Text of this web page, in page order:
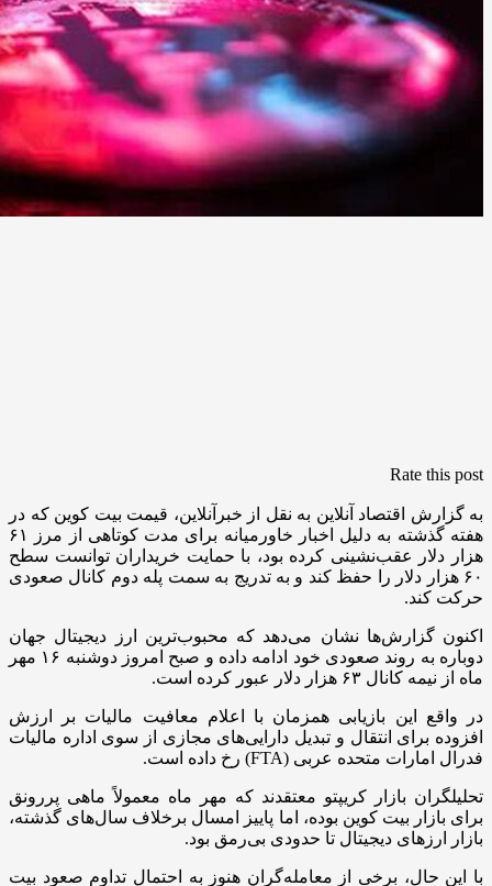
Rate this post
به گزارش اقتصاد آنلاین به نقل از خبرآنلاین، قیمت بیت کوین که در
هفته گذشته به دلیل اخبار خاورمیانه برای مدت کوتاهی از مرز ۶۱
هزار دلار عقب‌نشینی کرده بود، با حمایت خریداران توانست سطح
۶۰ هزار دلار را حفظ کند و به تدریج به سمت پله دوم کانال صعودی
حرکت کند.
اکنون گزارش‌ها نشان می‌دهد که محبوب‌ترین ارز دیجیتال جهان
دوباره به روند صعودی خود ادامه داده و صبح امروز دوشنبه ۱۶ مهر
ماه از نیمه کانال ۶۳ هزار دلار عبور کرده است.
در واقع این بازیابی همزمان با اعلام معافیت مالیات بر ارزش
افزوده برای انتقال و تبدیل دارایی‌های مجازی از سوی اداره مالیات
فدرال امارات متحده عربی (FTA) رخ داده است.
تحلیلگران بازار کریپتو معتقدند که مهر ماه معمولاً ماهی پررونق
برای بازار بیت کوین بوده، اما پاییز امسال برخلاف سال‌های گذشته،
بازار ارزهای دیجیتال تا حدودی بی‌رمق بود.
با این حال، برخی از معامله‌گران هنوز به احتمال تداوم صعود بیت